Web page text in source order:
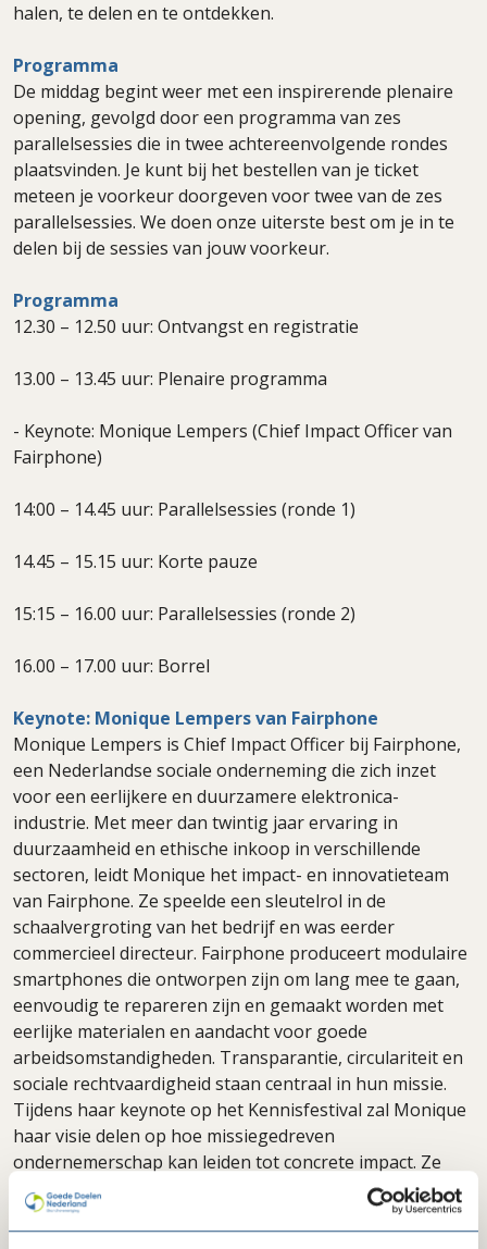
halen, te delen en te ontdekken.
Programma
De middag begint weer met een inspirerende plenaire
opening, gevolgd door een programma van zes
parallelsessies die in twee achtereenvolgende rondes
plaatsvinden. Je kunt bij het bestellen van je ticket
meteen je voorkeur doorgeven voor twee van de zes
parallelsessies. We doen onze uiterste best om je in te
delen bij de sessies van jouw voorkeur.
Programma
12.30 – 12.50 uur: Ontvangst en registratie
13.00 – 13.45 uur: Plenaire programma
- Keynote: Monique Lempers (Chief Impact Officer van
Fairphone)
14:00 – 14.45 uur: Parallelsessies (ronde 1)
14.45 – 15.15 uur: Korte pauze
15:15 – 16.00 uur: Parallelsessies (ronde 2)
16.00 – 17.00 uur: Borrel
Keynote: Monique Lempers van Fairphone
Monique Lempers is Chief Impact Officer bij Fairphone,
een Nederlandse sociale onderneming die zich inzet
voor een eerlijkere en duurzamere elektronica-
industrie. Met meer dan twintig jaar ervaring in
duurzaamheid en ethische inkoop in verschillende
sectoren, leidt Monique het impact- en innovatieteam
van Fairphone. Ze speelde een sleutelrol in de
schaalvergroting van het bedrijf en was eerder
commercieel directeur. Fairphone produceert modulaire
smartphones die ontworpen zijn om lang mee te gaan,
eenvoudig te repareren zijn en gemaakt worden met
eerlijke materialen en aandacht voor goede
arbeidsomstandigheden. Transparantie, circulariteit en
sociale rechtvaardigheid staan centraal in hun missie.
Tijdens haar keynote op het Kennisfestival zal Monique
haar visie delen op hoe missiegedreven
ondernemerschap kan leiden tot concrete impact. Ze
laat zien hoe je als organisatie koers kunt houden op je
missie, terwijl je tegelijkertijd innoveert, samenwerkt en
opschaalt.